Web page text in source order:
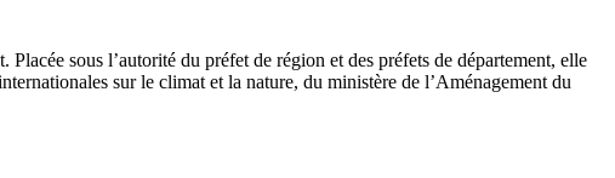
sous l’autorité du préfet de région et des préfets de département, elle
sur le climat et la nature, du ministère de l’Aménagement du